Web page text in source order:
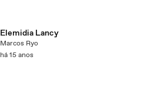
Elemidia Lancy
Marcos Ryo
há 15 anos